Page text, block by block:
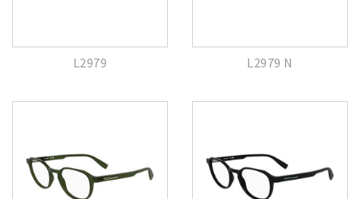
L2979 L2979 N